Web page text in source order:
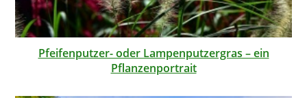
Pfeifenputzer- oder Lampenputzergras – ein
Pflanzenportrait